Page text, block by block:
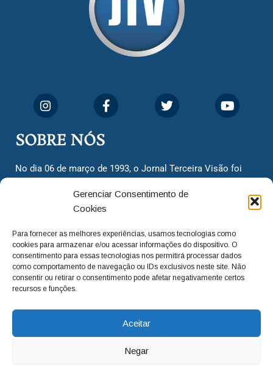
Gerenciar Consentimento de
Cookies
Para fornecer as melhores experiências, usamos tecnologias como
cookies para armazenar e/ou acessar informações do dispositivo. O
consentimento para essas tecnologias nos permitirá processar dados
como comportamento de navegação ou IDs exclusivos neste site. Não
consentir ou retirar o consentimento pode afetar negativamente certos
recursos e funções.
Aceitar
Negar
SOBRE NÓS
No dia 06 de março de 1993, o Jornal Terceira Visão foi
cidadãos valinhenses, já que naquela época só existiam
dois jornais. Há mais de 30 anos, o jornal continua
com o foco de trazer as melhores notícias. Nunca
deixamos de lado as necessidades do cidadão, sempre
questionando os órgãos públicos em busca de melhorias
para a cidade e sempre cobrando resoluções para casos
adm@jtv.com.br
(19) 3929-6225